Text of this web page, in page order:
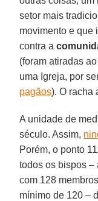
setor mais
movimento e que
contra a
(foram atiradas
uma Igreja, por
pagãos). O racha
A unidade de
século. Assim,
Porém, o ponto
todos os bispos –
com 128
mínimo de 120 –